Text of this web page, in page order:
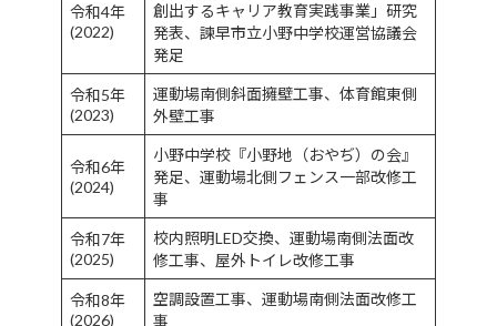
令和4年
(2022)
創出するキャリア教育実践事業」研究
発表、諫早市立小野中学校運営協議会
発足
令和5年
(2023)
運動場南側斜面擁壁工事、体育館東側
外壁工事
令和6年
(2024)
小野中学校『小野地（おやぢ）の会』
発足、運動場北側フェンス一部改修工
事
令和7年
(2025)
校内照明LED交換、運動場南側法面改
修工事、屋外トイレ改修工事
令和8年
(2026)
空調設置工事、運動場南側法面改修工
事